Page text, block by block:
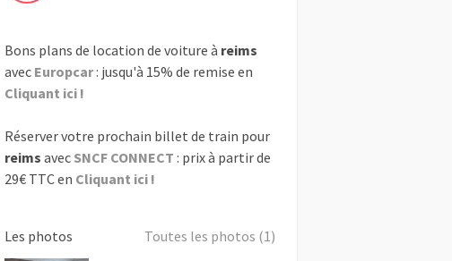
Bons plans de location de voiture à reims
avec Europcar: jusqu'à 15% de remise en
Cliquant ici !
Réserver votre prochain billet de train pour
reims avec SNCF CONNECT : prix à partir de
29€ TTC en Cliquant ici !
Les photos Toutes les photos (1)